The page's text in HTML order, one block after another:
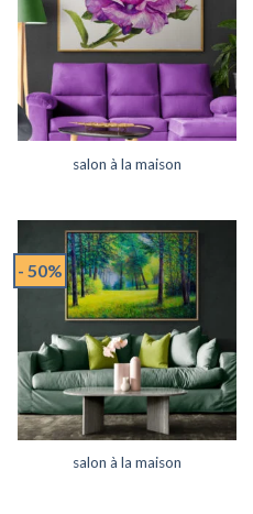
salon à la maison
- 50%
salon à la maison